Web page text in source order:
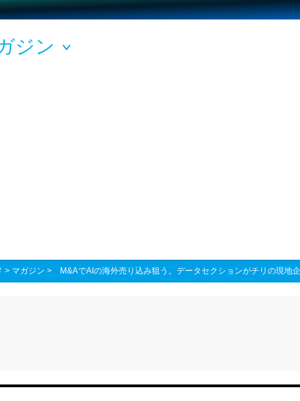
ジン
> マガジン > M&AでAIの海外売り込み狙う。データセクションがチリの現地